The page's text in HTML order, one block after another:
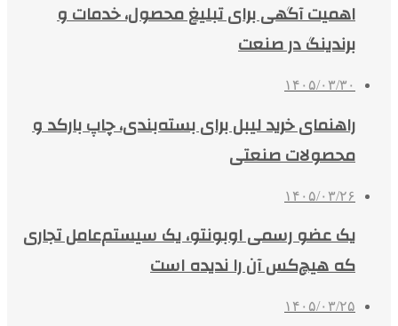
اهمیت آگهی برای تبلیغ محصول، خدمات و
برندینگ در صنعت
۱۴۰۵/۰۳/۳۰
راهنمای خرید لیبل برای بسته‌بندی، چاپ بارکد و
محصولات صنعتی
۱۴۰۵/۰۳/۲۶
یک عضو رسمی اوبونتو، یک سیستم‌عامل تجاری
که هیچ‌کس آن را ندیده است
۱۴۰۵/۰۳/۲۵